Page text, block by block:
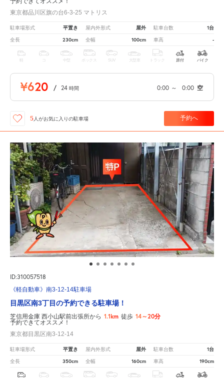
東京都品川区旗の台6-3-25 マトリス
駐車場形式 平置き 屋内外形式 屋外 駐車台数 1台
全長 230cm 全幅 100cm 車高 -
軽 中型 ボックス SUV 大型車 トラック 原付 バイク
¥620 / 24 時間 0:00 ～ 0:00 空
5 人がお気に入りの駐車場 予約へ
ID:310057518
《軽自動車》南3-12-14駐車場
目黒区南3丁目の予約できる駐車場！
芝信用金庫 西小山駅前出張所から 1.1km 徒歩 14～20分
予約できてオススメ！
東京都目黒区南3-12-14
駐車場形式 平置き 屋内外形式 屋外 駐車台数 1台
全長 350cm 全幅 160cm 車高 190cm